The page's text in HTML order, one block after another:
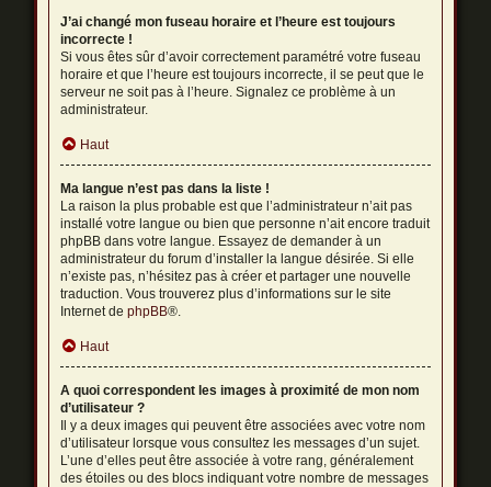
J’ai changé mon fuseau horaire et l’heure est toujours
incorrecte !
Si vous êtes sûr d’avoir correctement paramétré votre fuseau
horaire et que l’heure est toujours incorrecte, il se peut que le
serveur ne soit pas à l’heure. Signalez ce problème à un
administrateur.
Haut
Ma langue n’est pas dans la liste !
La raison la plus probable est que l’administrateur n’ait pas
installé votre langue ou bien que personne n’ait encore traduit
phpBB dans votre langue. Essayez de demander à un
administrateur du forum d’installer la langue désirée. Si elle
n’existe pas, n’hésitez pas à créer et partager une nouvelle
traduction. Vous trouverez plus d’informations sur le site
Internet dephpBB®.
Haut
A quoi correspondent les images à proximité de mon nom
d’utilisateur ?
Il y a deux images qui peuvent être associées avec votre nom
d’utilisateur lorsque vous consultez les messages d’un sujet.
L’une d’elles peut être associée à votre rang, généralement
des étoiles ou des blocs indiquant votre nombre de messages